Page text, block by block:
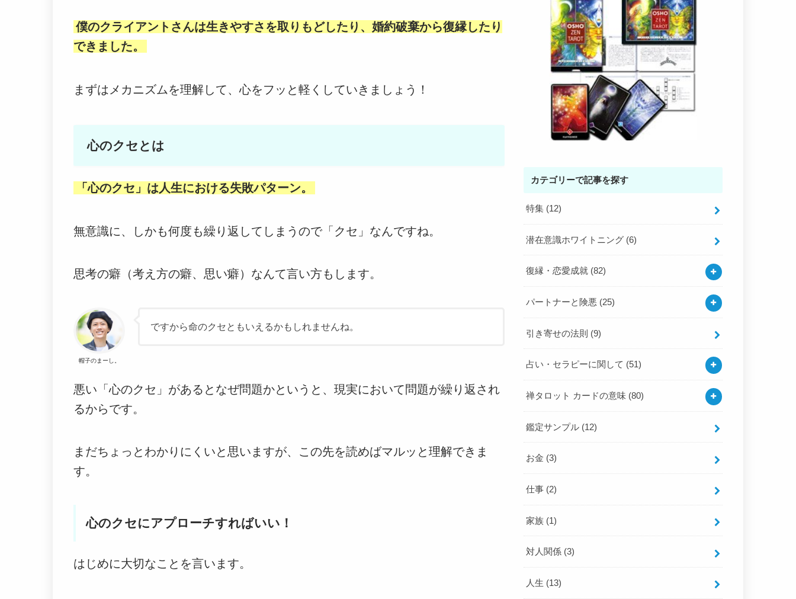
僕のクライアントさんは生きやすさを取りもどしたり、婚約破棄から復縁したり
できました。
まずはメカニズムを理解して、心をフッと軽くしていきましょう！
心のクセとは
「心のクセ」は人生における失敗パターン。
無意識に、しかも何度も繰り返してしまうので「クセ」なんですね。
思考の癖（考え方の癖、思い癖）なんて言い方もします。
帽子のまーし。
ですから命のクセともいえるかもしれませんね。
悪い「心のクセ」があるとなぜ問題かというと、現実において問題が繰り返され
るからです。
まだちょっとわかりにくいと思いますが、この先を読めばマルッと理解できま
す。
心のクセにアプローチすればいい！
はじめに大切なことを言います。
カテゴリーで記事を探す
特集 (12)
潜在意識ホワイトニング (6)
復縁・恋愛成就 (82)
パートナーと険悪 (25)
引き寄せの法則 (9)
占い・セラピーに関して (51)
禅タロット カードの意味 (80)
鑑定サンプル (12)
お金 (3)
仕事 (2)
家族 (1)
対人関係 (3)
人生 (13)